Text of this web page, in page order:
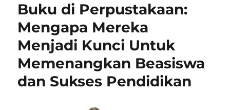
Buku di Perpustakaan:
Mengapa Mereka
Menjadi Kunci Untuk
Memenangkan Beasiswa
dan Sukses Pendidikan